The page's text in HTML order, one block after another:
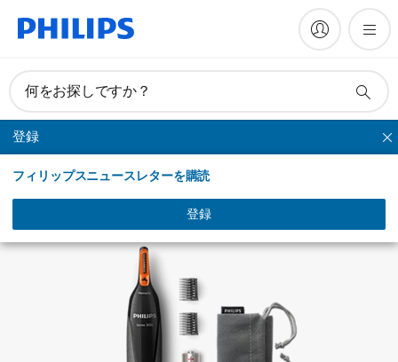
何をお探しですか？
登録
フィリップスニュースレターを購読
登録
鼻毛トリマー
マニュアルとドキュメント